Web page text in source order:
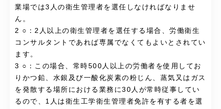
業場では3人の衛生管理者を選任しなければなりませ
ん。
2 ○：2人以上の衛生管理者を選任する場合、労働衛生
コンサルタントであれば専属でなくてもよいとされてい
ます。
3 ○：この場合、常時500人以上の労働者を使用してお
りかつ鉛、水銀及び一酸化炭素の粉じん、蒸気又はガス
を発散する場所における業務に30人が常時従事してい
るので、1人は衛生工学衛生管理者免許を有する者を選